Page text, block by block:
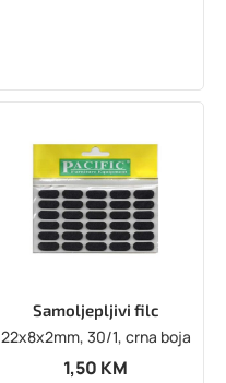
Samoljepljivi filc
22x8x2mm, 30/1, crna boja
1,50 KM